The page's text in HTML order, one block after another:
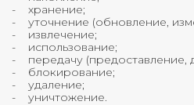
- хранение;
- уточнение (обновление,
- извлечение;
- использование;
- передачу (предоставление,
- блокирование;
- удаление;
- уничтожение.